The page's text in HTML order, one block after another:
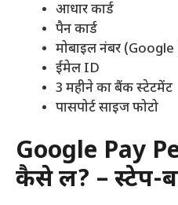
आधार कार्ड
पैन कार्ड
मोबाइल नंबर
ईमेल ID
3 महीने का बैंक स्टेटमेंट
पासपोर्ट साइज फोटो
Google Pay
कैसे लें? – स्टेप-